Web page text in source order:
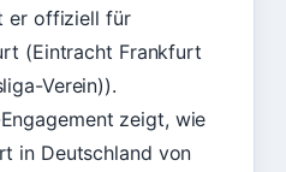
er offiziell für
(Eintracht Frankfurt
Verein)).
zeigt, wie
in Deutschland von